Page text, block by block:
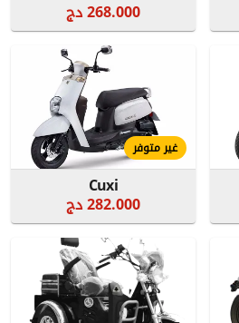
268.000 دج
غير متوفر
Cuxi
282.000 دج